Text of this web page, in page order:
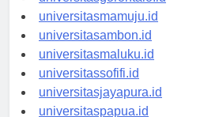
universitasgorontalo.id
universitasmamuju.id
universitasambon.id
universitasmaluku.id
universitassofifi.id
universitasjayapura.id